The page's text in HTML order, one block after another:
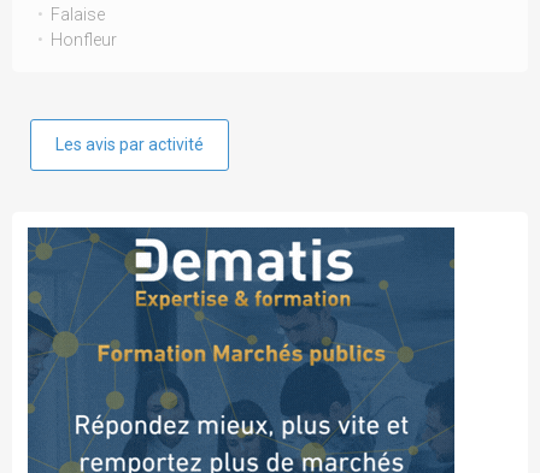
Falaise
Honfleur
Les avis par activité